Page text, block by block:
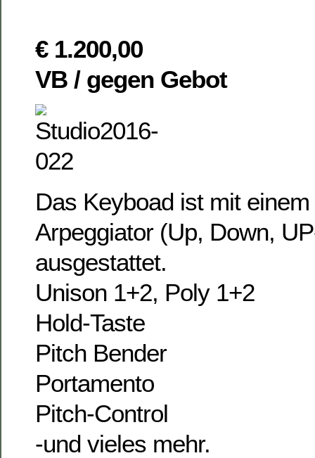
€ 1.200,00
VB / gegen Gebot
Das Keyboad ist mit
Arpeggiator (Up, Down,
ausgestattet.
Unison 1+2, Poly 1+2
Hold-Taste
Pitch Bender
Portamento
Pitch-Control
-und vieles mehr.